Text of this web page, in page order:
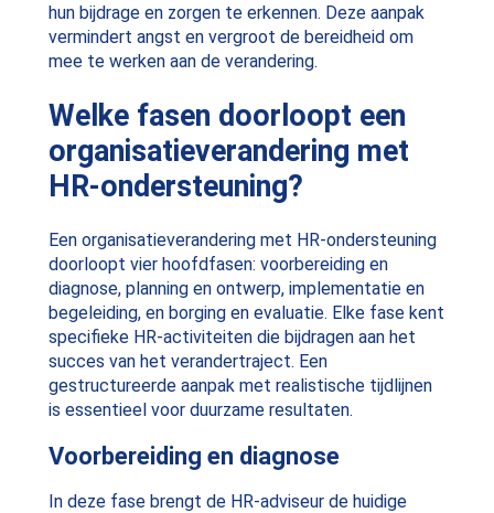
hun bijdrage en zorgen te erkennen. Deze aanpak
vermindert angst en vergroot de bereidheid om
mee te werken aan de verandering.
Welke fasen doorloopt een
organisatieverandering met
HR-ondersteuning?
Een organisatieverandering met HR-ondersteuning
doorloopt vier hoofdfasen: voorbereiding en
diagnose, planning en ontwerp, implementatie en
begeleiding, en borging en evaluatie. Elke fase kent
specifieke HR-activiteiten die bijdragen aan het
succes van het verandertraject. Een
gestructureerde aanpak met realistische tijdlijnen
is essentieel voor duurzame resultaten.
Voorbereiding en diagnose
In deze fase brengt de HR-adviseur de huidige